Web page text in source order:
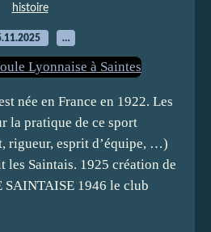
histoire
…
née en France en 1922. Les
la pratique de ce sport
rigueur, esprit d’équipe, …)
les Saintais. 1925 création de
1946 le club